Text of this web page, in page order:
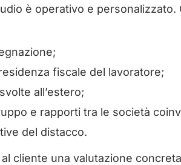
è operativo e
fiscale del lavoratore;
all’estero;
e rapporti tra le società
del distacco.
cliente una valutazione